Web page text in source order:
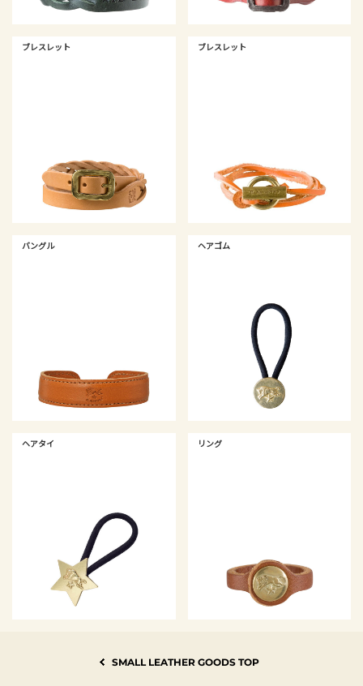
ブレスレット ブレスレット
バングル ヘアゴム
ヘアタイ リング
SMALL LEATHER GOODS TOP